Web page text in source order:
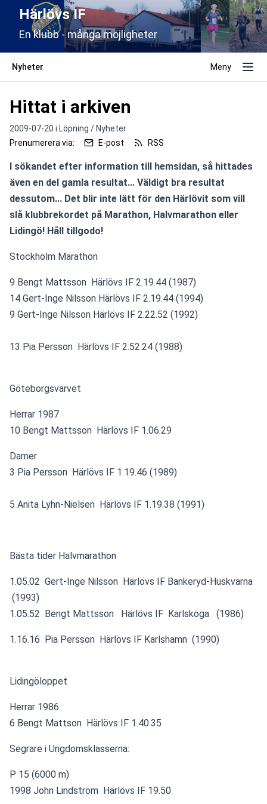
Härlövs IF
En klubb - många möjligheter
Nyheter Meny
Hittat i arkiven
2009-07-20 i Löpning / Nyheter
Prenumerera via:
E-post RSS
I sökandet efter information till hemsidan, så hittades
även en del gamla resultat... Väldigt bra resultat
dessutom... Det blir inte lätt för den Härlövit som vill
slå klubbrekordet på Marathon, Halvmarathon eller
Lidingö! Håll tillgodo!
Stockholm Marathon
9 Bengt Mattsson  Härlövs IF 2.19.44 (1987)
14 Gert-Inge Nilsson Härlövs IF 2.19.44 (1994)
9 Gert-Inge Nilsson Härlövs IF 2.22.52 (1992)
13 Pia Persson  Härlövs IF 2.52.24 (1988)
Göteborgsvarvet
Herrar 1987
10 Bengt Mattsson  Härlövs IF 1.06.29
Damer
3 Pia Persson  Härlövs IF 1.19.46 (1989)
5 Anita Lyhn-Nielsen  Härlövs IF 1.19.38 (1991)
Bästa tider Halvmarathon
1.05.02  Gert-Inge Nilsson  Härlövs IF Bankeryd-Huskvarna
(1993)
1.05.52  Bengt Mattsson   Härlövs IF  Karlskoga   (1986)
1.16.16  Pia Persson  Härlövs IF Karlshamn  (1990)
Lidingöloppet
Herrar 1986
6 Bengt Mattson  Härlövs IF 1.40.35
Segrare i Ungdomsklasserna:
P 15 (6000 m)
1998 John Lindström  Härlövs IF 19.50